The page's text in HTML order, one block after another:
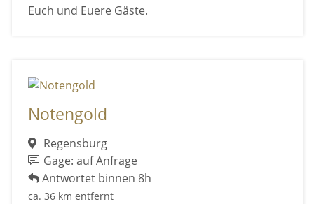
Euch und Euere Gäste.
Notengold
Regensburg
Gage: auf Anfrage
Antwortet binnen 8h
ca. 36 km entfernt